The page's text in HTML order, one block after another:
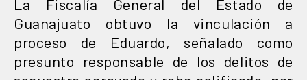
La Fiscalía General del Estado de
Guanajuato obtuvo la vinculación a
proceso de Eduardo, señalado como
presunto responsable de los delitos de